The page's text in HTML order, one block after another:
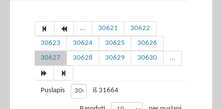
... 30621
30622
30623
30624 30625
30626
30627
30628 30629 30630 ...
Puslapis iš 31664